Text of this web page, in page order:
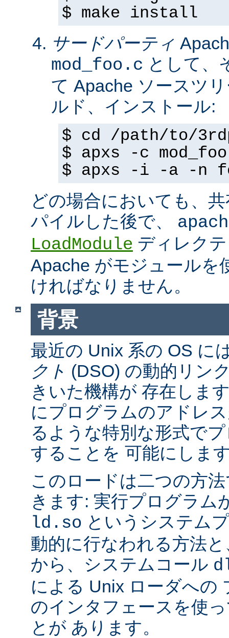
$ make install
サードパーティ
mod_foo.c として、
て Apache ソースツ
ルド、インストール:
$ cd /path/to/
$ apxs -c
$ apxs -i -a -n
どの場合においても、
パイルした後で、
LoadModule ディレク
Apache がモジュールを
ければなりません。
背景
最近の Unix 系の OS に
クト (DSO) の動的リン
きいた機構が 存在しま
にプログラムのアドレ
るような特別な形式で
することを 可能にしま
このロードは二つの方
きます: 実行プログラム
ld.so というシステム
動的に行なわれる方法
から、システムコール
による Unix ローダへの
のインタフェースを使
とが あります。